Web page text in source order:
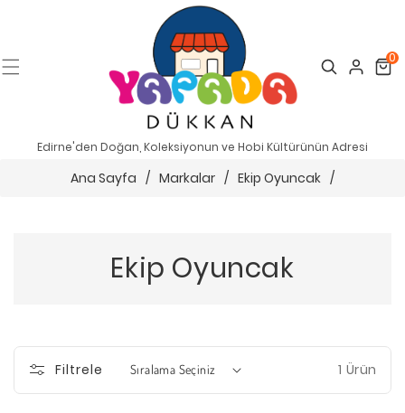
Search Cart
0
Edirne'den Doğan, Koleksiyonun ve Hobi Kültürünün Adresi
Ana Sayfa / Markalar / Ekip Oyuncak /
Ekip Oyuncak
Filtrele 1 Ürün